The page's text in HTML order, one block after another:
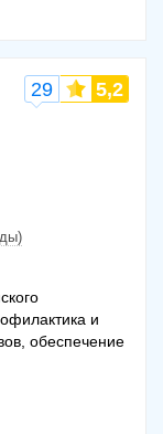
29 5,2
и
обеспечение